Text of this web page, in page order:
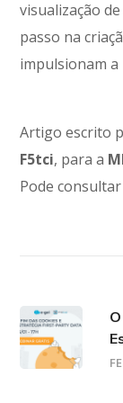
visualização
passo na
impulsionam a
Artigo escrito
F5tci, para a
Pode